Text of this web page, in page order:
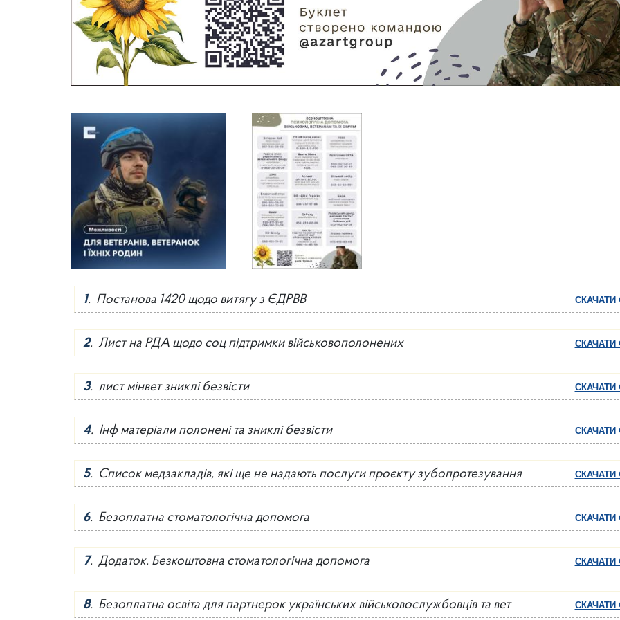
1. Постанова 1420 щодо витягу з ЄДРВВ СКАЧАТИ
2. Лист на РДА щодо соц підтримки військовополонених СКАЧАТИ
3. лист мінвет зниклі безвісти СКАЧАТИ
4. Інф матеріали полонені та зниклі безвісти СКАЧАТИ
5. Список медзакладів, які ще не надають послуги проєкту зубопротезування СКАЧАТИ
6. Безоплатна стоматологічна допомога СКАЧАТИ
7. Додаток. Безкоштовна стоматологічна допомога СКАЧАТИ
8. Безоплатна освіта для партнерок українських військовослужбовців та вет СКАЧАТИ